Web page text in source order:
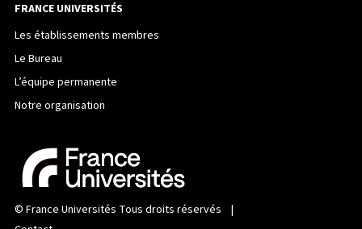
FRANCE UNIVERSITÉS
Les établissements membres
Le Bureau
L’équipe permanente
Notre organisation
© France Universités Tous droits réservés |